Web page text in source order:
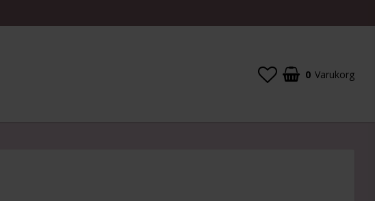
0 Varukorg